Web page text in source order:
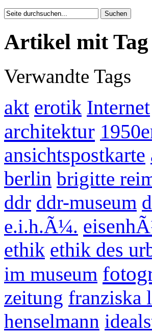
Artikel mit
Verwandte Tags
akt erotik Internet
architektur
ansichtspostkarte
berlin brigitte
ddr ddr-museum
e.i.h.Ã¼.
ethik ethik des
im museum
zeitung franziska
henselmann